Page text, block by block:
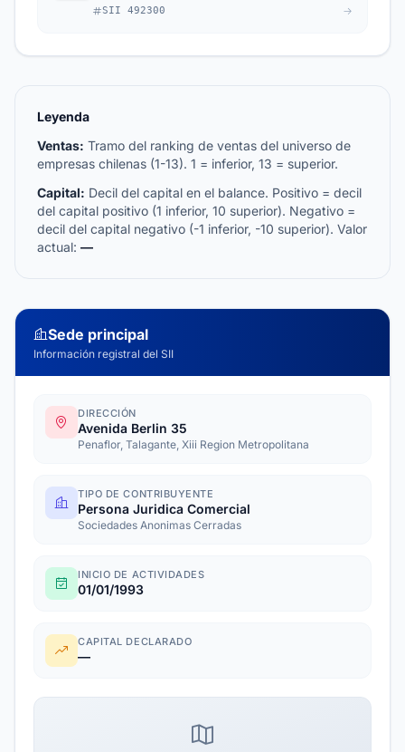
SII 492300
Leyenda
Ventas: Tramo del ranking de ventas del universo de
empresas chilenas (1-13). 1 = inferior, 13 = superior.
Capital: Decil del capital en el balance. Positivo = decil
del capital positivo (1 inferior, 10 superior). Negativo =
decil del capital negativo (-1 inferior, -10 superior). Valor
actual: —
Sede principal
Información registral del SII
DIRECCIÓN
Avenida Berlin 35
Penaflor, Talagante, Xiii Region Metropolitana
TIPO DE CONTRIBUYENTE
Persona Juridica Comercial
Sociedades Anonimas Cerradas
INICIO DE ACTIVIDADES
01/01/1993
CAPITAL DECLARADO
—